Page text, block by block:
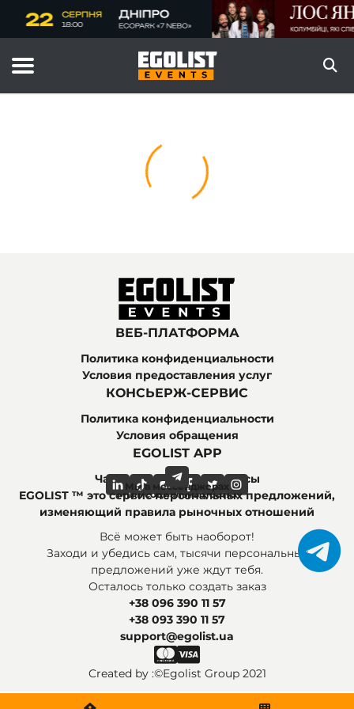
ВЕБ-ПЛАТФОРМА
Политика конфиденциальности
Условия предоставления услуг
КОНСЬЕРЖ-СЕРВИС
Политика конфиденциальности
Условия обращения
EGOLIST APP
Часто задаваемые вопросы
Мы в социальных сетях
Мы в мессенджерах
EGOLIST ™ это сервис персональных предложений,
изменяющий правила рыночных отношений
Всё может быть наоборот!
Заходи и убедись сам, тысячи персональных
предложений уже ждут тебя.
Осталось только создать заказ
+38 096 390 11 57
+38 093 390 11 57
support@egolist.ua
Created by :©Egolist Group 2021